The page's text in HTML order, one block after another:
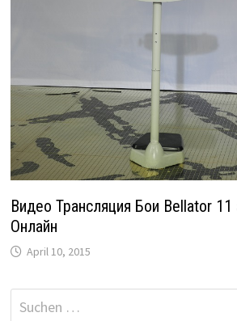
Видео Трансляция Бои Bellator
Онлайн
April 10, 2015
Suche